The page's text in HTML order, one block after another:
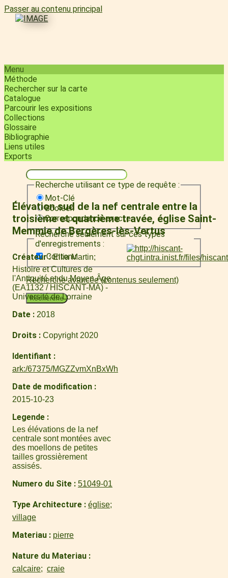
Passer au contenu principal
Menu
Méthode
Rechercher sur la carte
Catalogue
Parcourir les expositions
Collections
Glossaire
Bibliographie
Liens utiles
Exports
Recherche utilisant ce type de requête :
Mot-Clé
Booléen
Correspondance exacte
Recherche seulement sur ces types
d'enregistrements :
Contenu
Recherche avancée (contenus seulement)
Recherche
Élévation sud de la nef centrale entre la
troisième et quatrième travée, église Saint-
Memmie de Bergères-lès-Vertus
Créateur
Ellia Martin
Histoire et Cultures de
l'Antiquité et du Moyen Âge
(EA1132 / HISCANT-MA) -
Université de Lorraine
Date 2018
Droits Copyright 2020
Identifiant
ark:/67375/MGZZvmXnBxWh
Date de modification
2015-10-23
Legende
Les élévations de la nef
centrale sont montées avec
des moellons de petites
tailles grossièrement
assisés.
Numero du Site 51049-01
Type Architecture
église
village
Materiau pierre
Nature du Materiau
calcaire craie